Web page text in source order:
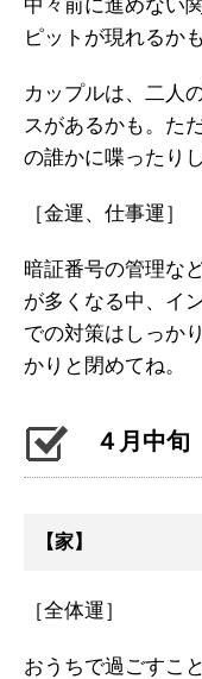
中々前に進めない
ピットが現れるか
カップルは、二人
スがあるかも。た
の誰かに喋ったり
［金運、仕事運］
暗証番号の管理な
が多くなる中、イ
での対策はしっか
かりと閉めてね。
４月中旬
【家】
［全体運］
おうちで過ごすこ